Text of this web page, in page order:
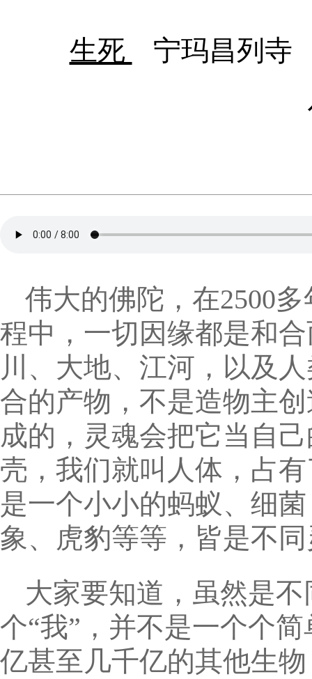
生死
宁玛昌列寺
伟大的佛陀，在2500
程中，一切因缘都是和
川、大地、江河，以及
合的产物，不是造物主
成的，灵魂会把它当自
壳，我们就叫人体，占
是一个小小的蚂蚁、细
象、虎豹等等，皆是不
大家要知道，虽然是
个“我”，并不是一个个
亿甚至几千亿的其他生